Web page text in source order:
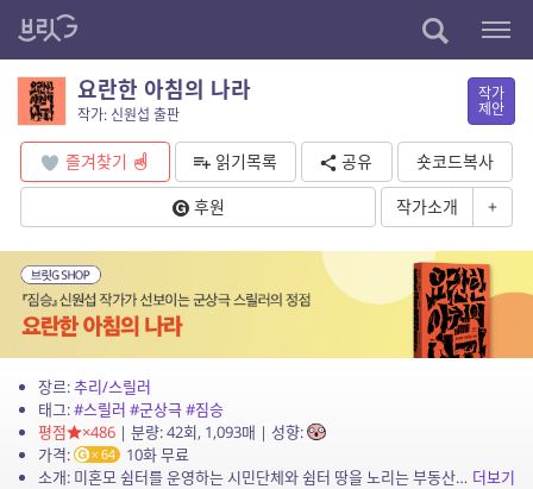
요란한 아침의 나라
작가: 신원섭 출판
작가
제안
즐겨찾기 읽기목록 공유
숏코드복사
후원
작가소개 +
장르:추리/스릴러
태그:#스릴러 #군상극#짐승
평점
×486| 분량: 42회, 1,093매 | 성향:
가격:
64
10화 무료
소개: 미혼모 쉼터를 운영하는 시민단체와 쉼터 땅을 노리는 부동산 투기업자, 그리고 이들 사이에서 한몫 챙기려는 이들이 뒤엉켜 군상극 스릴러의 정점을 선보이는 신원섭 작가의 신작 장편소설... 더보기